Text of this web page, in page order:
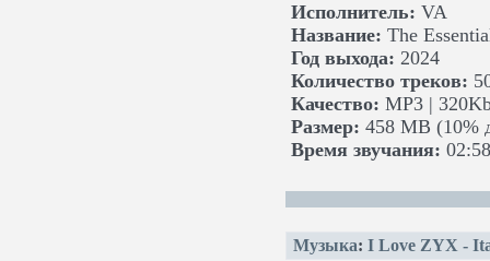
Исполнитель: VA
Название: The
Год выхода: 2024
Количество треков:
Качество: MP3 |
Размер: 458 MB (10%
Время звучания:
Музыка: I Love ZYX -